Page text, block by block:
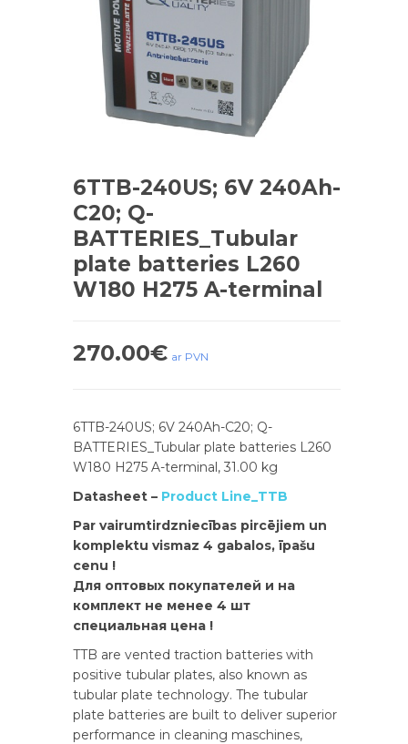
6TTB-240US; 6V 240Ah-
C20; Q-
BATTERIES_Tubular
plate batteries L260
W180 H275 A-terminal
270.00€ ar PVN
6TTB-240US; 6V 240Ah-C20; Q-
BATTERIES_Tubular plate batteries L260
W180 H275 A-terminal, 31.00 kg
Datasheet – Product Line_TTB
Par vairumtirdzniecības pircējiem un
komplektu vismaz 4 gabalos, īpašu
cenu !
Для оптовых покупателей и на
комплект не менее 4 шт
специальная цена !
TTB are vented traction batteries with
positive tubular plates, also known as
tubular plate technology. The tubular
plate batteries are built to deliver superior
performance in cleaning maschines,